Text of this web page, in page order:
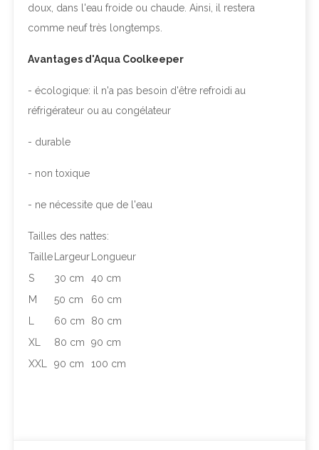
doux, dans l'eau froide ou chaude. Ainsi, il restera
comme neuf très longtemps.
Avantages d'Aqua Coolkeeper
- écologique: il n'a pas besoin d'être refroidi au
réfrigérateur ou au congélateur
- durable
- non toxique
- ne nécessite que de l'eau
Tailles des nattes:
Taille
Largeur
Longueur
S
30 cm
40 cm
M
50 cm
60 cm
60 cm
80 cm
XL
80 cm
90 cm
XXL
90 cm 100 cm